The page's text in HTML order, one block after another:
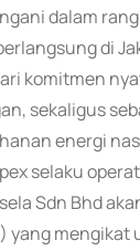
dalam
di
komitmen
sekaligus
energi
selaku
Sdn Bhd
mengikat